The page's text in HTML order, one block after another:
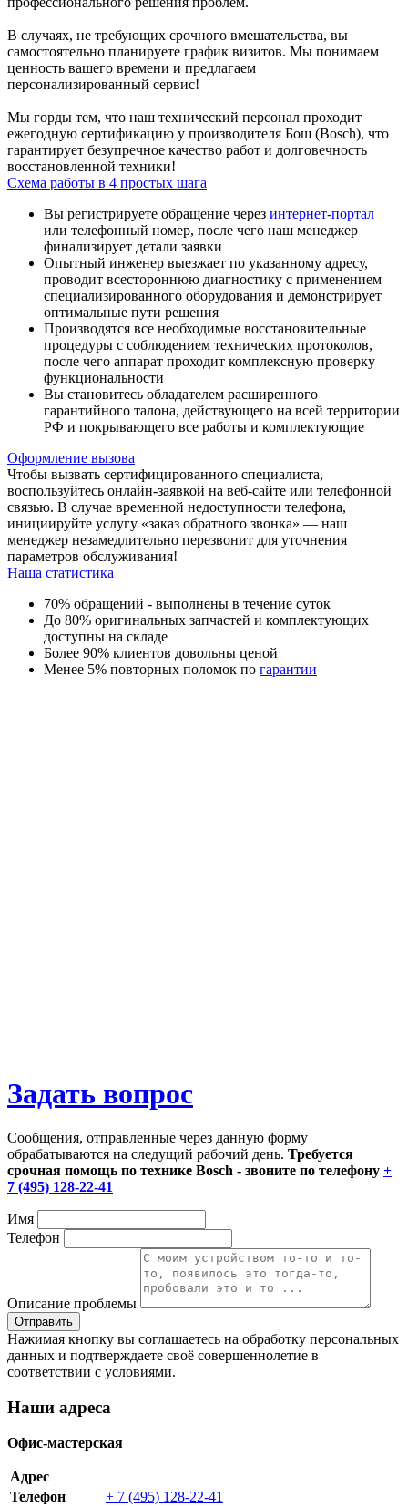
В случаях, не требующих срочного вмешательства, вы
самостоятельно планируете график визитов. Мы понимаем
ценность вашего времени и предлагаем
персонализированный сервис!
Мы горды тем, что наш технический персонал проходит
ежегодную сертификацию у производителя Бош (Bosch), что
гарантирует безупречное качество работ и долговечность
восстановленной техники!
Схема работы в 4 простых шага
Вы регистрируете обращение через интернет-портал
или телефонный номер, после чего наш менеджер
финализирует детали заявки
Опытный инженер выезжает по указанному адресу,
проводит всестороннюю диагностику с применением
специализированного оборудования и демонстрирует
оптимальные пути решения
Производятся все необходимые восстановительные
процедуры с соблюдением технических протоколов,
после чего аппарат проходит комплексную проверку
функциональности
Вы становитесь обладателем расширенного
гарантийного талона, действующего на всей территории
РФ и покрывающего все работы и комплектующие
Оформление вызова
Чтобы вызвать сертифицированного специалиста,
воспользуйтесь онлайн-заявкой на веб-сайте или телефонной
связью. В случае временной недоступности телефона,
инициируйте услугу «заказ обратного звонка» — наш
менеджер незамедлительно перезвонит для уточнения
параметров обслуживания!
Наша статистика
70% обращений - выполнены в течение суток
До 80% оригинальных запчастей и комплектующих
доступны на складе
Более 90% клиентов довольны ценой
Менее 5% повторных поломок по гарантии
Задать вопрос
Сообщения, отправленные через данную форму
обрабатываются на следущий рабочий день. Требуется
срочная помощь по технике Bosch - звоните по телефону +
7 (495) 128-22-41
Имя
Телефон
Описание проблемы
Нажимая кнопку вы соглашаетесь на обработку персональных
данных и подтверждаете своё совершеннолетие в
соответствии с условиями.
Наши адреса
Офис-мастерская
Адрес
Телефон
+ 7 (495) 128-22-41